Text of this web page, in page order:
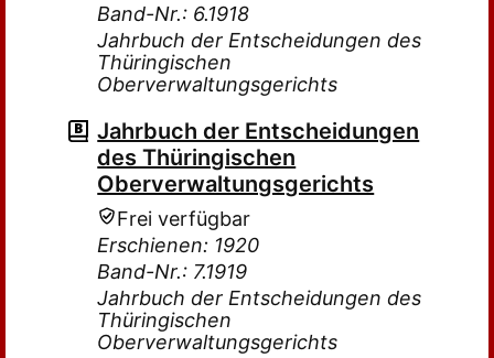
Band-Nr.: 6.1918
Jahrbuch der Entscheidungen des
Thüringischen
Oberverwaltungsgerichts
Jahrbuch der Entscheidungen
des Thüringischen
Oberverwaltungsgerichts
Frei verfügbar
Erschienen: 1920
Band-Nr.: 7.1919
Jahrbuch der Entscheidungen des
Thüringischen
Oberverwaltungsgerichts